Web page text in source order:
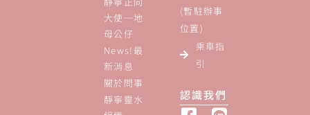
大使─地
母公仔
News!最
新消息
關於問事
靜寧靈水
(暫駐辦事
位置)
乘車指
引
認識我們